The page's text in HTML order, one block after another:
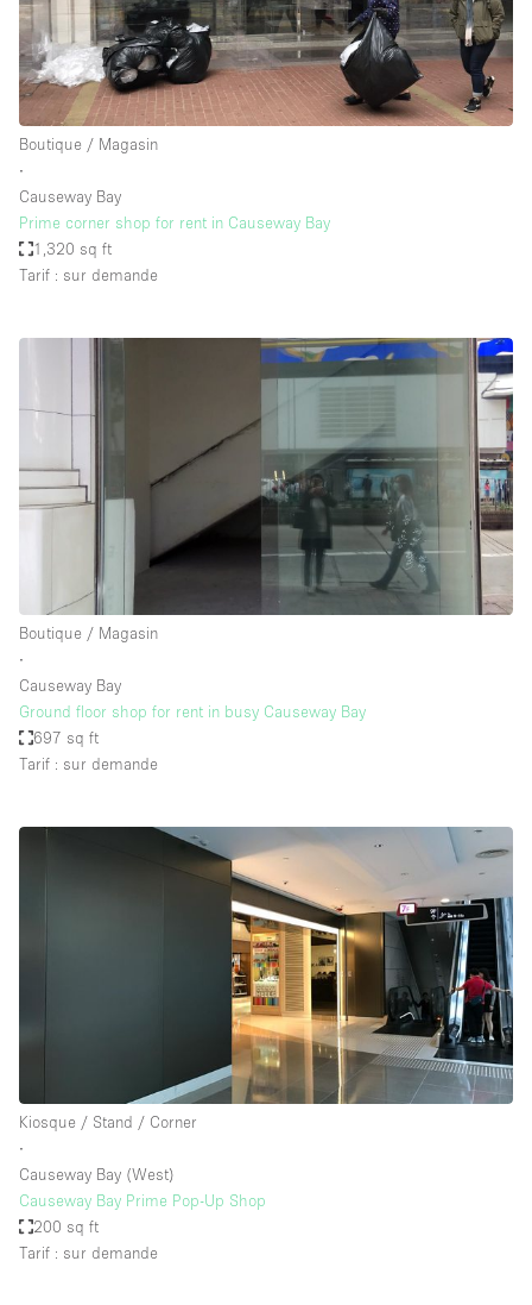
Boutique / Magasin
∙
Causeway Bay
Prime corner shop for rent in Causeway Bay
1,320 sq ft
Tarif : sur demande
Boutique / Magasin
∙
Causeway Bay
Ground floor shop for rent in busy Causeway Bay
697 sq ft
Tarif : sur demande
Kiosque / Stand / Corner
∙
Causeway Bay (West)
Causeway Bay Prime Pop-Up Shop
200 sq ft
Tarif : sur demande